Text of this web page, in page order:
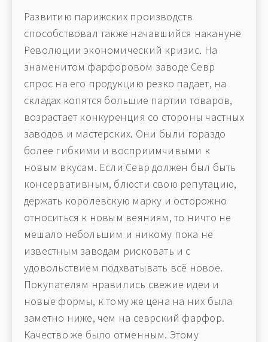
Развитию парижских производств
способствовал также начавшийся накануне
Революции экономический кризис. На
знаменитом фарфоровом заводе Севр
спрос на его продукцию резко падает, на
складах копятся большие партии товаров,
возрастает конкуренция со стороны частных
заводов и мастерских. Они были гораздо
более гибкими и восприимчивыми к
новым вкусам. Если Севр должен был быть
консервативным, блюсти свою репутацию,
держать королевскую марку и осторожно
относиться к новым веяниям, то ничто не
мешало небольшим и никому пока не
известным заводам рисковать и с
удовольствием подхватывать всё новое.
Покупателям нравились свежие идеи и
новые формы, к тому же цена на них была
заметно ниже, чем на севрский фарфор.
Качество же было отменным. Этому